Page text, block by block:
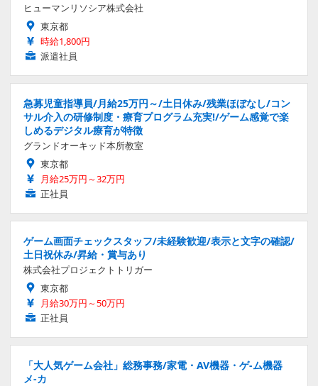
ヒューマンリソシア株式会社
東京都
時給1,800円
派遣社員
急募児童指導員/月給25万円～/土日休み/残業ほぼなし/コン
サル介入の研修制度・療育プログラム充実!/ゲーム感覚で楽
しめるデジタル療育が特徴
グランドオーキッド本所教室
東京都
月給25万円～32万円
正社員
ゲーム画面チェックスタッフ/未経験歓迎/表示と文字の確認/
土日祝休み/昇給・賞与あり
株式会社プロジェクトトリガー
東京都
月給30万円～50万円
正社員
「大人気ゲーム会社」総務事務/家電・AV機器・ゲ-ム機器
メ-カ